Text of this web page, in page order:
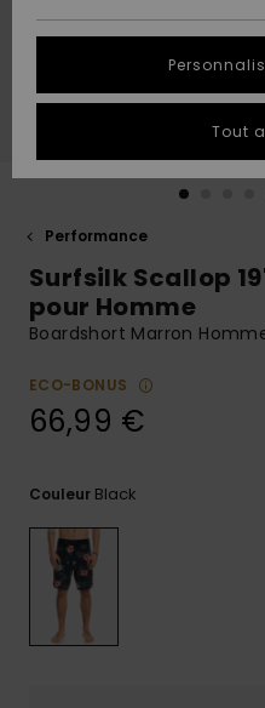
A
A
tailles
conversation
plus rapide
à votre
question.
QUIKSILVER
Performance
Surfsilk Scallop
pour Homme
Boardshort Marron
ECO-BONUS
66,99 €
Couleur Black
Tout